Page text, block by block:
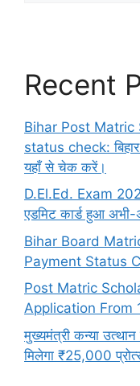
Recent
Bihar Post
status check: बिहार
यहाँ से चेक करें।
D.El.Ed. Exam
एडमिट कार्ड हुआ
Bihar Board
Payment Status
Post Matric
Application From
मुख्यमंत्री कन्या
मिलेगा ₹25,000